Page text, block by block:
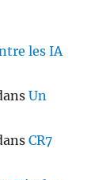
les IA
Un
CR7